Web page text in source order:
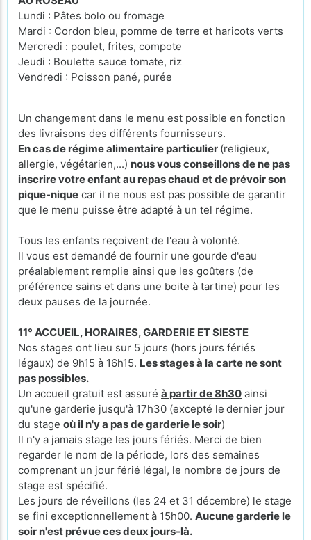
Lundi : Pâtes bolo ou fromage
Mardi : Cordon bleu, pomme de terre et haricots verts
Mercredi : poulet, frites, compote
Jeudi : Boulette sauce tomate, riz
Vendredi : Poisson pané, purée
Un changement dans le menu est possible en fonction
des livraisons des différents fournisseurs.
En cas de régime alimentaire particulier (religieux,
allergie, végétarien,...) nous vous conseillons de ne pas
inscrire votre enfant au repas chaud et de prévoir son
pique-nique car il ne nous est pas possible de garantir
que le menu puisse être adapté à un tel régime.
Tous les enfants reçoivent de l'eau à volonté.
Il vous est demandé de fournir une gourde d'eau
préalablement remplie ainsi que les goûters (de
préférence sains et dans une boite à tartine) pour les
deux pauses de la journée.
11° ACCUEIL, HORAIRES, GARDERIE ET SIESTE
Nos stages ont lieu sur 5 jours (hors jours fériés
légaux) de 9h15 à 16h15. Les stages à la carte ne sont
pas possibles.
Un accueil gratuit est assuré à partir de 8h30 ainsi
qu'une garderie jusqu'à 17h30 (excepté le dernier jour
du stage où il n'y a pas de garderie le soir)
Il n'y a jamais stage les jours fériés. Merci de bien
regarder le nom de la période, lors des semaines
comprenant un jour férié légal, le nombre de jours de
stage est spécifié.
Les jours de réveillons (les 24 et 31 décembre) le stage
se fini exceptionnellement à 15h00. Aucune garderie le
soir n'est prévue ces deux jours-là.